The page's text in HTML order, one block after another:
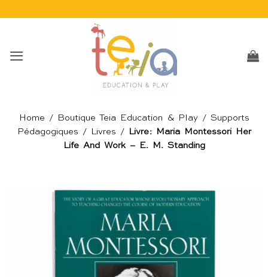
Home / Boutique Teia Education & Play/ Supports
Pédagogiques / Livres /
Livre: Maria Montessori Her
Life And Work – E. M. Standing